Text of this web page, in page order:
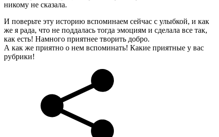
никому не сказала.
И поверьте эту историю вспоминаем сейчас с улыбкой, и как
же я рада, что не поддалась тогда эмоциям и сделала все так,
как есть! Намного приятнее творить добро.
А как же приятно о нем вспоминать! Какие приятные у вас
рубрики!